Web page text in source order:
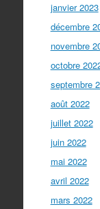
janvier 2023
décembre
novembre
octobre
septembre
août 2022
juillet 2022
juin 2022
mai 2022
avril 2022
mars 2022